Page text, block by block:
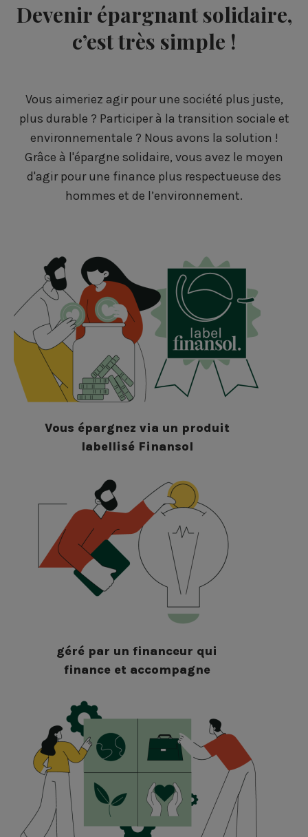
Devenir épargnant solidaire,
c’est très simple !
Vous aimeriez agir pour une société plus juste,
plus durable ? Participer à la transition sociale et
environnementale ? Nous avons la solution !
Grâce à l'épargne solidaire, vous avez le moyen
d'agir pour une finance plus respectueuse des
hommes et de l’environnement.
Vous épargnez via un produit
labellisé Finansol
géré par un financeur qui
finance et accompagne